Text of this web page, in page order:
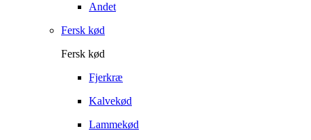
Andet
Fersk kød
Fersk kød
Fjerkræ
Kalvekød
Lammekød